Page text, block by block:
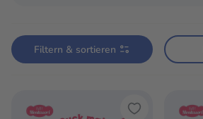
Filtern & sortieren